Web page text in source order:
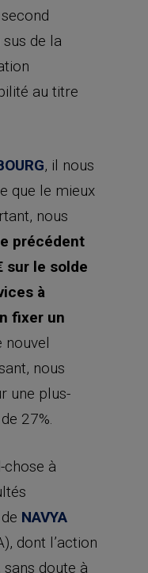
de la
au titre
, il nous
que le mieux
nous
précédent
sur le solde
à
fixer un
nouvel
nous
une plus-
27%.
chose à
NAVYA
dont l’action
doute à